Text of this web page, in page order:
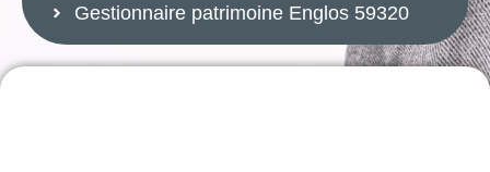
Gestionnaire patrimoine Englos 59320